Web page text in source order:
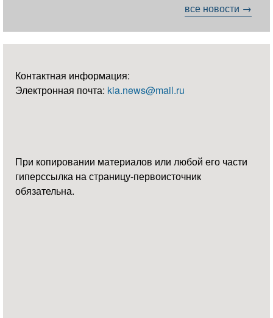
все новости →
Контактная информация:
Электронная почта: kia.news@mail.ru
При копировании материалов или любой его части
гиперссылка на страницу-первоисточник
обязательна.